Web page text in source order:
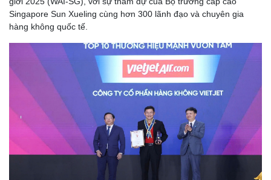
Singapore Sun Xueling cùng hơn 300 lãnh đạo và chuyên gia
hàng không quốc tế.